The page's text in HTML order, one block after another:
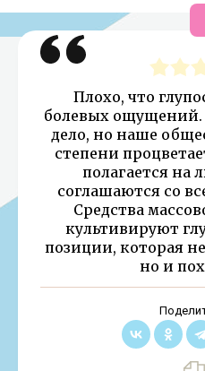
Плохо, что
болевых
дело, но наше
степени
полагается на
соглашаются со
Средства
культивируют
позиции, которая
но и